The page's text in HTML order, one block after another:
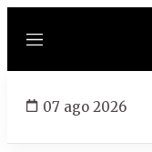
Menú
07 ago 2026